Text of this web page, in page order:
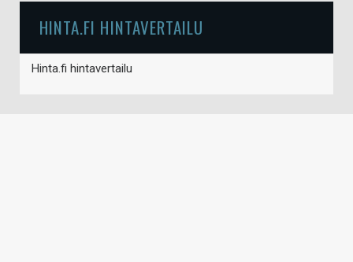
HINTA.FI HINTAVERTAILU
Hinta.fi hintavertailu